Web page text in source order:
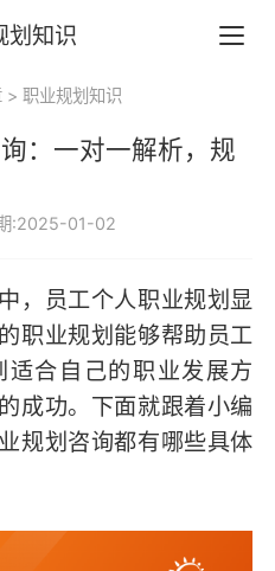
划知识
> 职业规划知识
：一对一解析，规
:2025-01-02
，员工个人职业规划显
职业规划能够帮助员工
合自己的职业发展方
成功。下面就跟着小编
规划咨询都有哪些具体